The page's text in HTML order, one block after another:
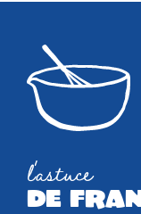
l'astuce
de